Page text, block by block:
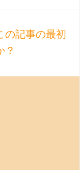
の記事の最初
？